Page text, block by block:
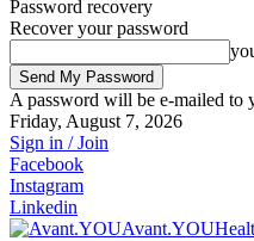
Password recovery
Recover your password
A password will be e-mailed to
Friday, August 7, 2026
Sign in / Join
Facebook
Instagram
Linkedin
Avant.YOU